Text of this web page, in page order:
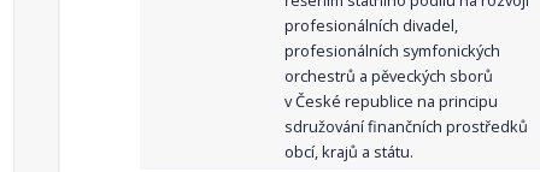
profesionálních divadel,
profesionálních symfonických
orchestrů a pěveckých sborů
v České republice na principu
sdružování finančních prostředků
obcí, krajů a státu.